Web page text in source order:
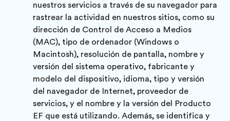
nuestros servicios a través de su navegador para
rastrear la actividad en nuestros sitios, como su
dirección de Control de Acceso a Medios
(MAC), tipo de ordenador (Windows o
Macintosh), resolución de pantalla, nombre y
versión del sistema operativo, fabricante y
modelo del dispositivo, idioma, tipo y versión
del navegador de Internet, proveedor de
servicios, y el nombre y la versión del Producto
EF que está utilizando. Además, se identifica y